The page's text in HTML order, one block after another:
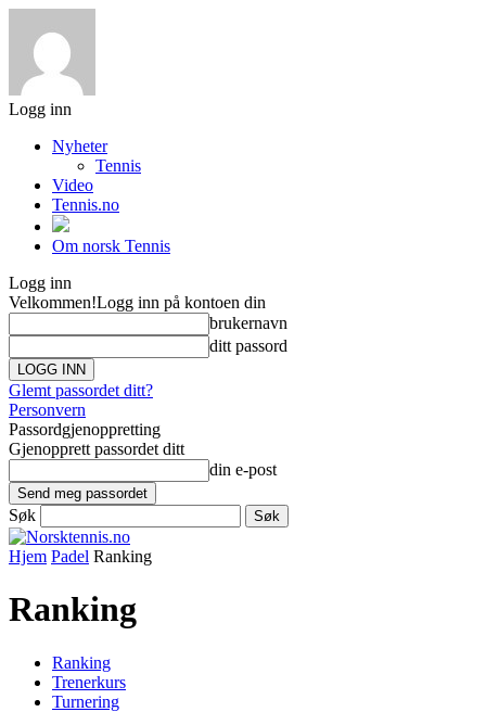
Logg inn
Nyheter
Tennis
Video
Tennis.no
Om norsk Tennis
Logg inn
Velkommen!Logg inn på kontoen din
brukernavn
ditt passord
Glemt passordet ditt?
Personvern
Passordgjenoppretting
Gjenopprett passordet ditt
din e-post
Søk
Hjem Padel Ranking
Ranking
Ranking
Trenerkurs
Turnering